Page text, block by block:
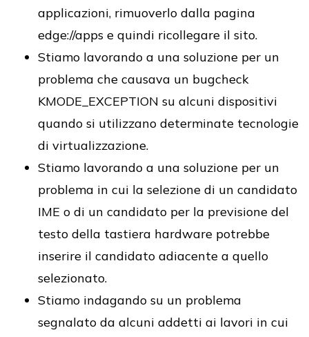
applicazioni, rimuoverlo dalla pagina
edge://apps e quindi ricollegare il sito.
Stiamo lavorando a una soluzione per un
problema che causava un bugcheck
KMODE_EXCEPTION su alcuni dispositivi
quando si utilizzano determinate tecnologie
di virtualizzazione.
Stiamo lavorando a una soluzione per un
problema in cui la selezione di un candidato
IME o di un candidato per la previsione del
testo della tastiera hardware potrebbe
inserire il candidato adiacente a quello
selezionato.
Stiamo indagando su un problema
segnalato da alcuni addetti ai lavori in cui